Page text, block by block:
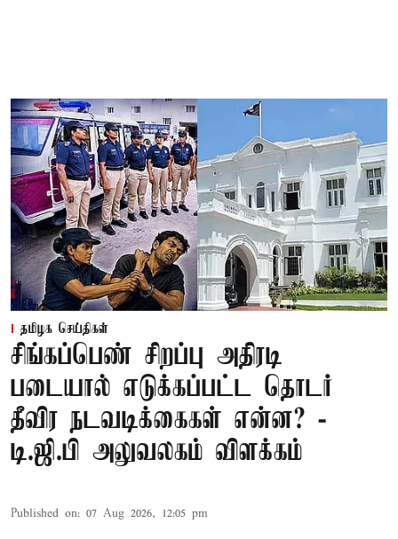
தமிழக செய்திகள்
சிங்கப்பெண் சிறப்பு அதிரடி
படையால் எடுக்கப்பட்ட தொடர்
தீவிர நடவடிக்கைகள் என்ன? -
டி.ஜி.பி அலுவலகம் விளக்கம்
Published on: 07 Aug 2026, 12:05 pm